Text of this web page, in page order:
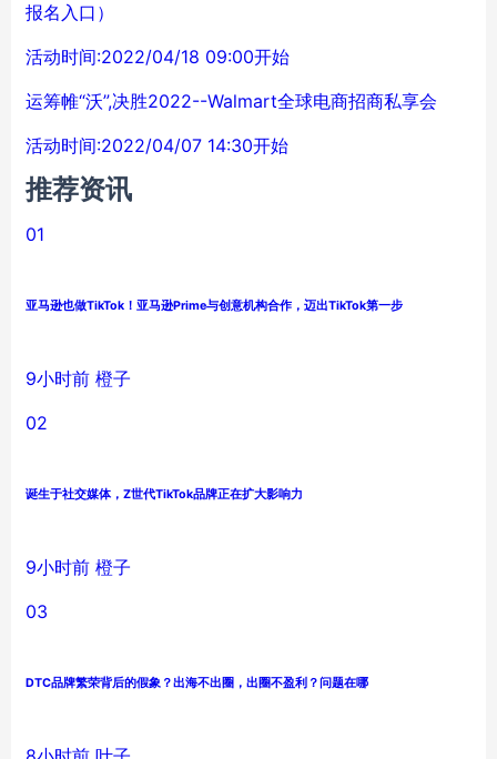
报名入口）
活动时间:2022/04/18 09:00开始
运筹帷“沃”,决胜2022--Walmart全球电商招商私享会
活动时间:2022/04/07 14:30开始
推荐资讯
01
亚马逊也做TikTok！亚马逊Prime与创意机构合作，迈出TikTok第一步
9小时前 橙子
02
诞生于社交媒体，Z世代TikTok品牌正在扩大影响力
9小时前 橙子
03
DTC品牌繁荣背后的假象？出海不出圈，出圈不盈利？问题在哪